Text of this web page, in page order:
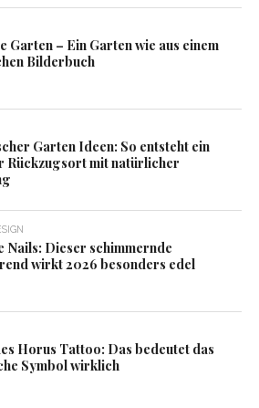
Garten – Ein Garten wie aus einem
Bilderbuch
Garten Ideen: So entsteht ein
Rückzugsort mit natürlicher
Nails: Dieser schimmernde
wirkt 2026 besonders edel
Horus Tattoo: Das bedeutet das
Symbol wirklich